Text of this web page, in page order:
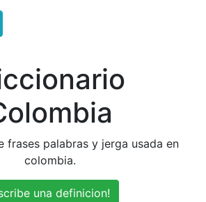
frases palabras y jerga usada en
colombia.
una definicion!